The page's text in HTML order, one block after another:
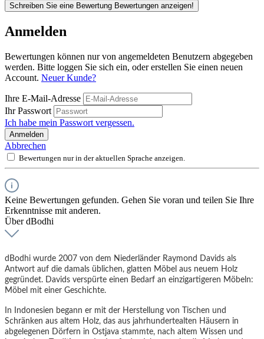
Schreiben Sie eine Bewertung Bewertungen anzeigen!
Anmelden
Bewertungen können nur von angemeldeten Benutzern abgegeben
werden. Bitte loggen Sie sich ein, oder erstellen Sie einen neuen
Account. Neuer Kunde?
Ihre E-Mail-Adresse
Ihr Passwort
Ich habe mein Passwort vergessen.
Anmelden
Abbrechen
Bewertungen nur in der aktuellen Sprache anzeigen.
Keine Bewertungen gefunden. Gehen Sie voran und teilen Sie Ihre
Erkenntnisse mit anderen.
Über dBodhi
dBodhi wurde 2007 von dem Niederländer Raymond Davids als
Antwort auf die damals üblichen, glatten Möbel aus neuem Holz
gegründet. Davids verspürte einen Bedarf an einzigartigeren Möbeln:
Möbel mit einer Geschichte.
In Indonesien begann er mit der Herstellung von Tischen und
Schränken aus altem Holz, das aus jahrhundertealten Häusern in
abgelegenen Dörfern in Ostjava stammte, nach altem Wissen und